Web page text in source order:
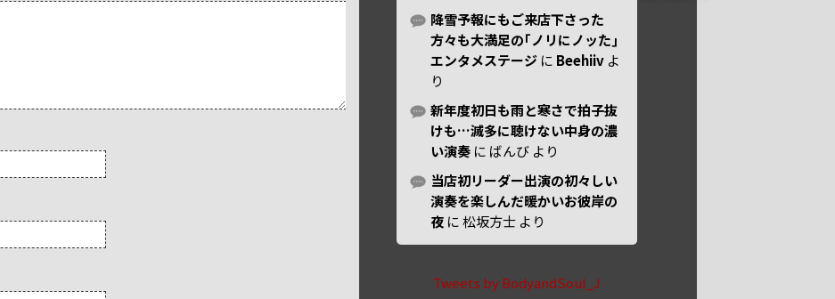
降雪予報にもご来店下さった
方々も大満足の｢ノリにノッた｣
エンタメステージ に Beehiiv よ
り
新年度初日も雨と寒さで拍子抜
けも…滅多に聴けない中身の濃
い演奏 に ばんび より
当店初リーダー出演の初々しい
演奏を楽しんだ暖かいお彼岸の
夜 に松坂方士 より
Tweets by BodyandSoul_J